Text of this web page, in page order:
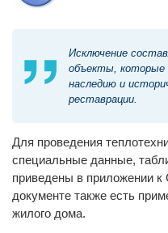
Исключение
объекты, которые
наследию и
реставрации.
Для проведения
специальные данные,
приведены в приложении
документе также есть
жилого дома.